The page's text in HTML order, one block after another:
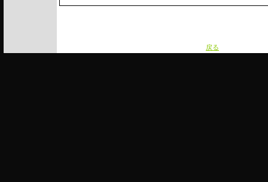
戻る